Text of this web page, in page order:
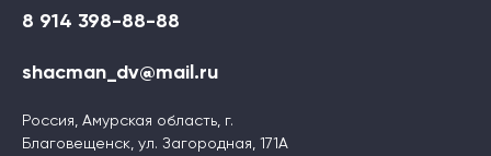
8 914 398-88-88
shacman_dv@mail.ru
Россия, Амурская область, г.
Благовещенск, ул. Загородная, 171А